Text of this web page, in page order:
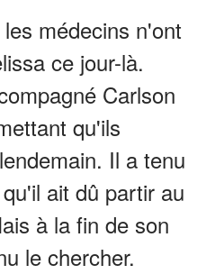
médecins n'ont
ce jour-là.
Carlson
qu'ils
Il a tenu
ait dû partir au
à la fin de son
le chercher.